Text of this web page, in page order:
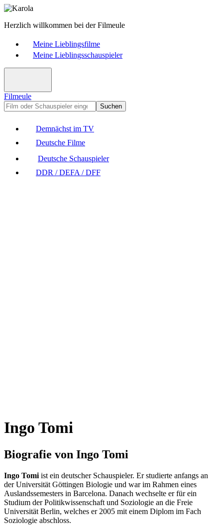
Herzlich willkommen bei der Filmeule
Meine Lieblingsfilme
Meine Lieblingsschauspieler
Filmeule
Suchen
Demnächst im TV
Deutsche Filme
Deutsche Schauspieler
DDR / DEFA / DFF
Ingo Tomi
Biografie von Ingo Tomi
Ingo Tomi ist ein deutscher Schauspieler. Er studierte anfangs an
der Universität Göttingen Biologie und war im Rahmen eines
Auslandssemesters in Barcelona. Danach wechselte er für ein
Studium der Politikwissenschaft und Soziologie an die Freie
Universität Berlin, welches er 2005 mit einem Diplom im Fach
Soziologie abschloss.